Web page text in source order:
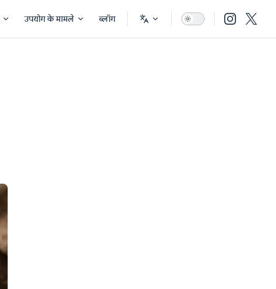
उपयोग के मामले ब्लॉग